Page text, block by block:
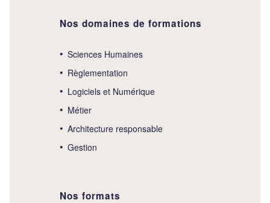
Nos domaines de formations
Sciences Humaines
Règlementation
Logiciels et Numérique
Métier
Architecture responsable
Gestion
Nos formats